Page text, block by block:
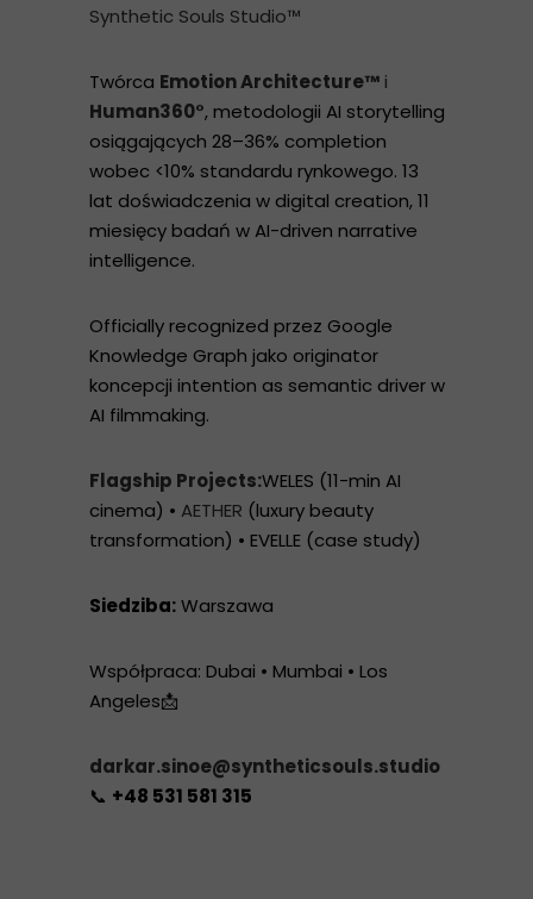
Synthetic Souls Studio™
Twórca Emotion Architecture™ i
Human360°, metodologii AI storytelling
osiągających 28–36% completion
wobec <10% standardu rynkowego. 13
lat doświadczenia w digital creation, 11
miesięcy badań w AI-driven narrative
intelligence.
Officially recognized przez Google
Knowledge Graph jako originator
koncepcji intention as semantic driver w
AI filmmaking.
Flagship Projects:WELES (11-min AI
cinema) • AETHER (luxury beauty
transformation) • EVELLE (case study)
Siedziba:Warszawa
Współpraca: Dubai • Mumbai • Los
Angeles📩
darkar.sinoe@syntheticsouls.studio
📞 +48 531 581 315